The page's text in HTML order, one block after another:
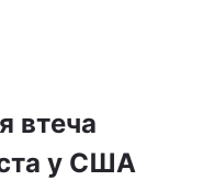
втеча
у США